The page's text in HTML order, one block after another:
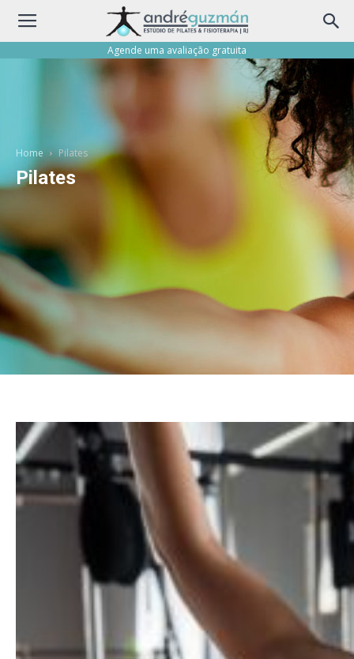
Agende uma avaliação gratuita
Home Pilates
Pilates